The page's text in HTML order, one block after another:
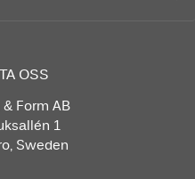
OSS
& Form AB
1
Sweden